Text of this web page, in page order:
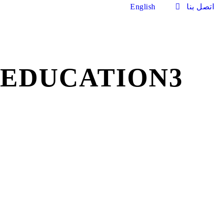
اتصل بنا English
EDUCATION3